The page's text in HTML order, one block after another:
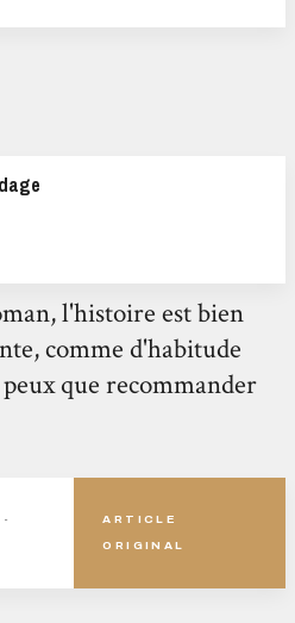
l'histoire est bien
comme d'habitude
que recommander
ARTICLE
ORIGINAL